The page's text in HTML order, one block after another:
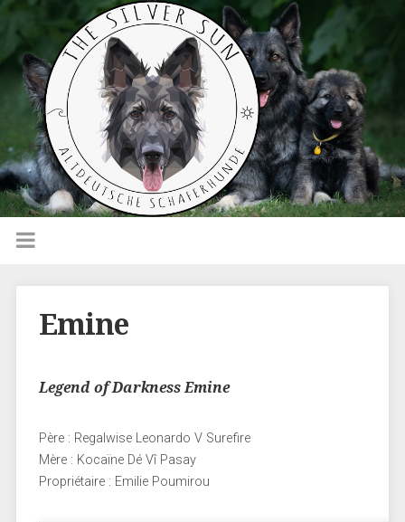
Emine
Legend of Darkness Emine
Père : Regalwise Leonardo V Surefire
Mère : Kocaïne Dé Vî Pasay
Propriétaire : Emilie Poumirou